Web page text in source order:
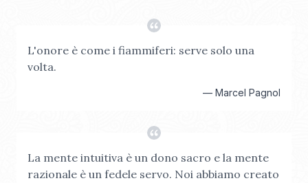
L'onore è come i fiammiferi: serve solo una
volta.
— Marcel Pagnol
La mente intuitiva è un dono sacro e la mente
razionale è un fedele servo. Noi abbiamo creato